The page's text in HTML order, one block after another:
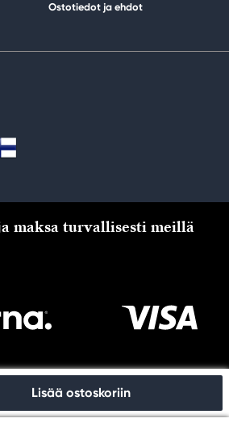
Lisää ostoskoriin
Ostotiedot ja ehdot
maksa turvallisesti meillä